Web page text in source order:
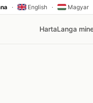
· English · Magyar
HartaLanga